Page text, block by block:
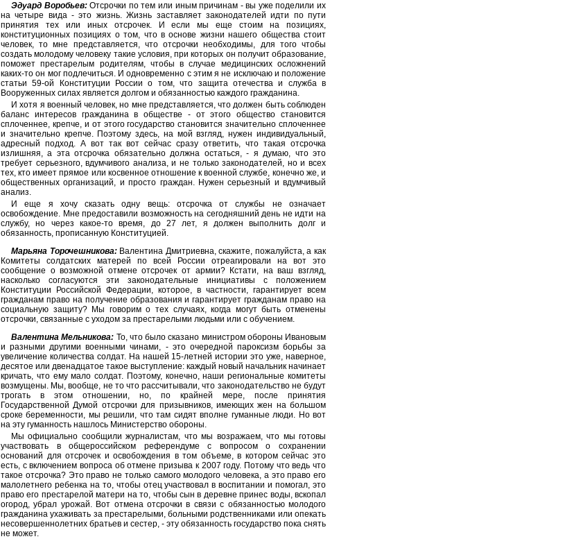
Эдуард Воробьев:Отсрочки по тем или иным причинам - вы уже поделили их
на четыре вида - это жизнь. Жизнь заставляет законодателей идти по пути
принятия тех или иных отсрочек. И если мы еще стоим на позициях,
конституционных позициях о том, что в основе жизни нашего общества стоит
человек, то мне представляется, что отсрочки необходимы, для того чтобы
создать молодому человеку такие условия, при которых он получит образование,
поможет престарелым родителям, чтобы в случае медицинских осложнений
каких-то он мог подлечиться. И одновременно с этим я не исключаю и положение
статьи 59-ой Конституции России о том, что защита отечества и служба в
Вооруженных силах является долгом и обязанностью каждого гражданина.
И хотя я военный человек, но мне представляется, что должен быть соблюден
баланс интересов гражданина в обществе - от этого общество становится
сплоченнее, крепче, и от этого государство становится значительно сплоченнее
и значительно крепче. Поэтому здесь, на мой взгляд, нужен индивидуальный,
адресный подход. А вот так вот сейчас сразу ответить, что такая отсрочка
излишняя, а эта отсрочка обязательно должна остаться, - я думаю, что это
требует серьезного, вдумчивого анализа, и не только законодателей, но и всех
тех, кто имеет прямое или косвенное отношение к военной службе, конечно же, и
общественных организаций, и просто граждан. Нужен серьезный и вдумчивый
анализ.
И еще я хочу сказать одну вещь: отсрочка от службы не означает
освобождение. Мне предоставили возможность на сегодняшний день не идти на
службу, но через какое-то время, до 27 лет, я должен выполнить долг и
обязанность, прописанную Конституцией.
Марьяна Торочешникова:Валентина Дмитриевна, скажите, пожалуйста, а как
Комитеты солдатских матерей по всей России отреагировали на вот это
сообщение о возможной отмене отсрочек от армии? Кстати, на ваш взгляд,
насколько согласуются эти законодательные инициативы с положением
Конституции Российской Федерации, которое, в частности, гарантирует всем
гражданам право на получение образования и гарантирует гражданам право на
социальную защиту? Мы говорим о тех случаях, когда могут быть отменены
отсрочки, связанные с уходом за престарелыми людьми или с обучением.
Валентина Мельникова: То, что было сказано министром обороны Ивановым
и разными другими военными чинами, - это очередной пароксизм борьбы за
увеличение количества солдат. На нашей 15-летней истории это уже, наверное,
десятое или двенадцатое такое выступление: каждый новый начальник начинает
кричать, что ему мало солдат. Поэтому, конечно, наши региональные комитеты
возмущены. Мы, вообще, не то что рассчитывали, что законодательство не будут
трогать в этом отношении, но, по крайней мере, после принятия
Государственной Думой отсрочки для призывников, имеющих жен на большом
сроке беременности, мы решили, что там сидят вполне гуманные люди. Но вот
на эту гуманность нашлось Министерство обороны.
Мы официально сообщили журналистам, что мы возражаем, что мы готовы
участвовать в общероссийском референдуме с вопросом о сохранении
оснований для отсрочек и освобождения в том объеме, в котором сейчас это
есть, с включением вопроса об отмене призыва к 2007 году. Потому что ведь что
такое отсрочка? Это право не только самого молодого человека, а это право его
малолетнего ребенка на то, чтобы отец участвовал в воспитании и помогал, это
право его престарелой матери на то, чтобы сын в деревне принес воды, вскопал
огород, убрал урожай. Вот отмена отсрочки в связи с обязанностью молодого
гражданина ухаживать за престарелыми, больными родственниками или опекать
несовершеннолетних братьев и сестер, - эту обязанность государство пока снять
не может.